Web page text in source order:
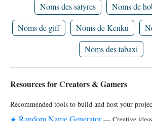
Noms des satyres
Noms de
Noms de giff
Noms de Kenku
Noms des tabaxi
Resources for Creators & Gamers
Recommended tools to build and host your
Random Name Generator